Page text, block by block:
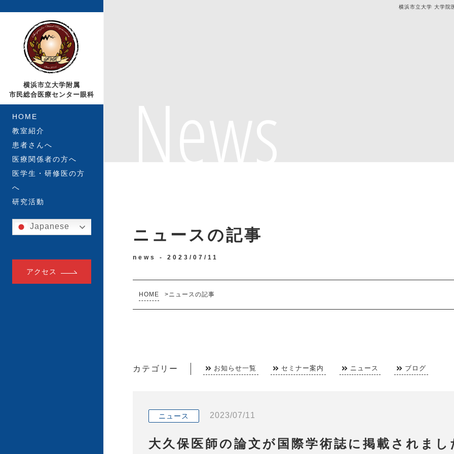
横浜市立大学 大学院
横浜市立大学附属
市民総合医療センター眼科
HOME
教室紹介
患者さんへ
医療関係者の方へ
医学生・研修医の方
へ
研究活動
Japanese
アクセス
ニュースの記事
news - 2023/07/11
HOME >ニュースの記事
カテゴリー お知らせ一覧 セミナー案内 ニュース ブログ
ニュース 2023/07/11
大久保医師の論文が国際学術誌に掲載されまし